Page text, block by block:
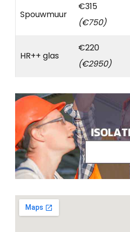
Spouwmuur
€315
(€750)
HR++ glas
€220
(€2950)